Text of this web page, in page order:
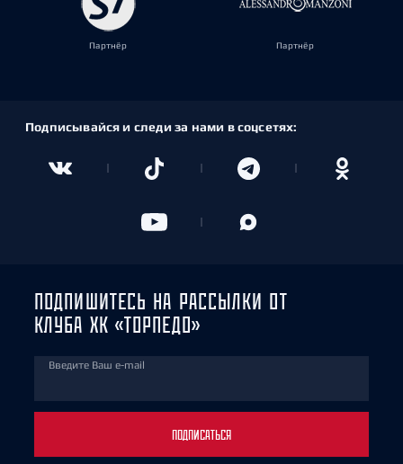
Партнёр Партнёр
Подписывайся и следи за нами в соцсетях:
ПОДПИШИТЕСЬ НА РАССЫЛКИ ОТ
КЛУБА ХК «ТОРПЕДО»
Введите Ваш e-mail
ПОДПИСАТЬСЯ